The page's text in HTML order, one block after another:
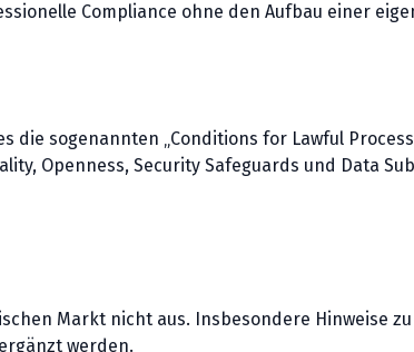
Compliance ohne den Aufbau einer
sogenannten „Conditions for Lawful
Openness, Security Safeguards und Data
Markt nicht aus. Insbesondere Hinweise zu
werden.